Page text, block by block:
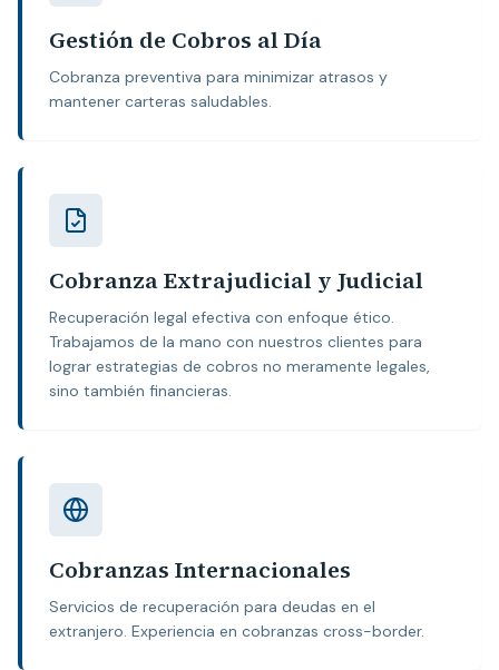
Gestión de Cobros al Día
Cobranza preventiva para minimizar atrasos y
mantener carteras saludables.
Cobranza Extrajudicial y Judicial
Recuperación legal efectiva con enfoque ético.
Trabajamos de la mano con nuestros clientes para
lograr estrategias de cobros no meramente legales,
sino también financieras.
Cobranzas Internacionales
Servicios de recuperación para deudas en el
extranjero. Experiencia en cobranzas cross-border.